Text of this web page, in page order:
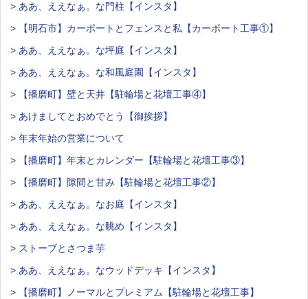
> ああ、ええなぁ。な門柱【インスタ】
> 【明石市】カーポートとフェンスと私【カーポート工事①】
> ああ、ええなぁ。な坪庭【インスタ】
> ああ、ええなぁ。な和風庭園【インスタ】
> 【播磨町】壁と天井【駐輪場と花壇工事④】
> あけましてとおめでとう【御挨拶】
> 年末年始の営業について
> 【播磨町】年末とカレンダー【駐輪場と花壇工事③】
> 【播磨町】隙間と甘み【駐輪場と花壇工事②】
> ああ、ええなぁ。なお庭【インスタ】
> ああ、ええなぁ。な眺め【インスタ】
> ストーブとさつま芋
> ああ、ええなぁ。なウッドデッキ【インスタ】
> 【播磨町】ノーマルとプレミアム【駐輪場と花壇工事】